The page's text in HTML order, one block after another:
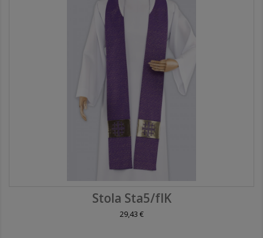
Stola Sta5/fIK
29,43 €